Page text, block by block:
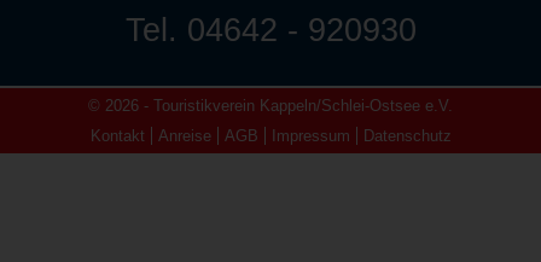
Tel. 04642 - 920930
© 2026 - Touristikverein Kappeln/Schlei-Ostsee e.V.
Kontakt
Anreise AGB Impressum Datenschutz